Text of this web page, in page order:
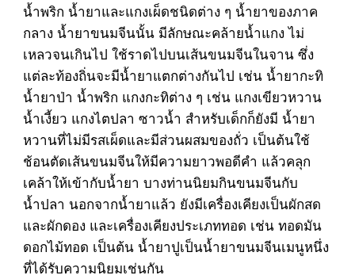
น้ำพริก น้ำยาและแกงเผ็ดชนิดต่าง ๆ น้ำยาของภาค
กลาง น้ำยาขนมจีนนั้น มีลักษณะคล้ายน้ำแกง ไม่
เหลวจนเกินไป ใช้ราดไปบนเส้นขนมจีนในจาน ซึ่ง
แต่ละท้องถิ่นจะมีน้ำยาแตกต่างกันไป เช่น น้ำยากะทิ
น้ำยาป่า น้ำพริก แกงกะทิต่าง ๆ เช่น แกงเขียวหวาน
น้ำเงี้ยว แกงไตปลา ซาวน้ำ สำหรับเด็กก็ยังมี น้ำยา
หวานที่ไม่มีรสเผ็ดและมีส่วนผสมของถั่ว เป็นต้นใช้
ช้อนตัดเส้นขนมจีนให้มีความยาวพอดีคำ แล้วคลุก
เคล้าให้เข้ากับน้ำยา บางท่านนิยมกินขนมจีนกับ
น้ำปลา นอกจากน้ำยาแล้ว ยังมีเครื่องเคียงเป็นผักสด
และผักดอง และเครื่องเคียงประเภททอด เช่น ทอดมัน
ดอกไม้ทอด เป็นต้น น้ำยาปูเป็นน้ำยาขนมจีนเมนูหนึ่ง
ที่ได้รับความนิยมเช่นกัน